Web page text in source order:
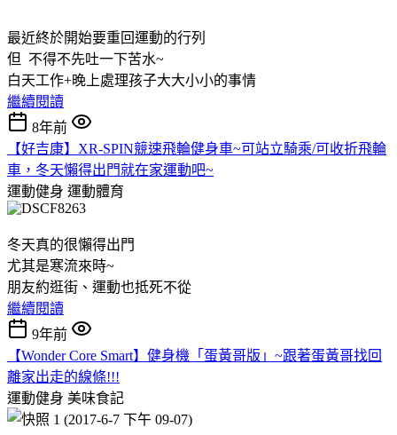
最近終於開始要重回運動的行列
但 不得不先吐一下苦水~
白天工作+晚上處理孩子大大小小的事情
繼續閱讀
8年前
【好吉康】XR-SPIN競速飛輪健身車~可站立騎乘/可收折飛輪
車，冬天懶得出門就在家運動吧~
運動健身 運動體育
冬天真的很懶得出門
尤其是寒流來時~
朋友約逛街、運動也抵死不從
繼續閱讀
9年前
【Wonder Core Smart】健身機「蛋黃哥版」~跟著蛋黃哥找回
離家出走的線條!!!
運動健身 美味食記